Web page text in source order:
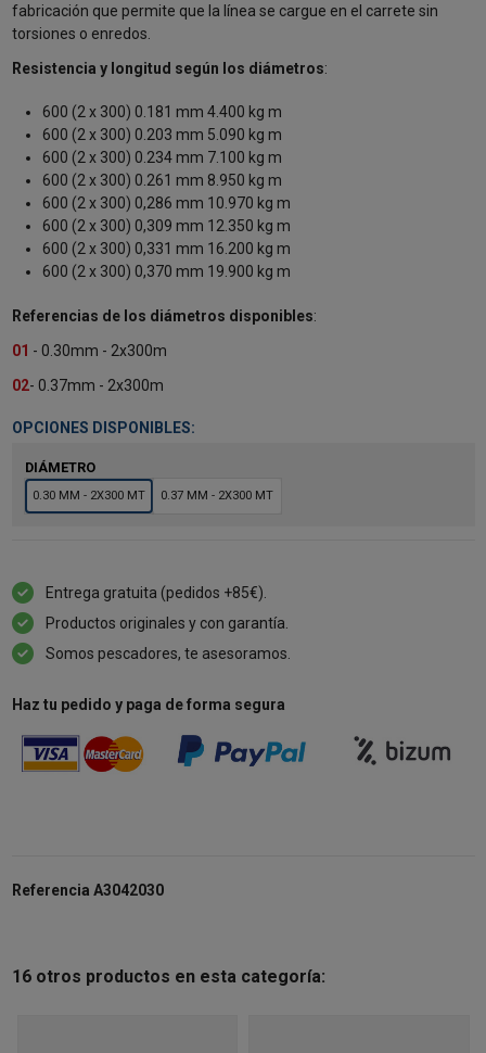
fabricación que permite que la línea se cargue en el carrete sin
torsiones o enredos.
Resistencia y longitud según los diámetros:
600 (2 x 300) 0.181 mm 4.400 kg m
600 (2 x 300) 0.203 mm 5.090 kg m
600 (2 x 300) 0.234 mm 7.100 kg m
600 (2 x 300) 0.261 mm 8.950 kg m
600 (2 x 300) 0,286 mm 10.970 kg m
600 (2 x 300) 0,309 mm 12.350 kg m
600 (2 x 300) 0,331 mm 16.200 kg m
600 (2 x 300) 0,370 mm 19.900 kg m
Referencias de los diámetros disponibles:
01 - 0.30mm - 2x300m
02- 0.37mm - 2x300m
OPCIONES DISPONIBLES:
DIÁMETRO
0.30 MM - 2X300 MT 0.37 MM - 2X300 MT
Entrega gratuita (pedidos +85€).
Productos originales y con garantía.
Somos pescadores, te asesoramos.
Haz tu pedido y paga de forma segura
Referencia A3042030
16 otros productos en esta categoría: